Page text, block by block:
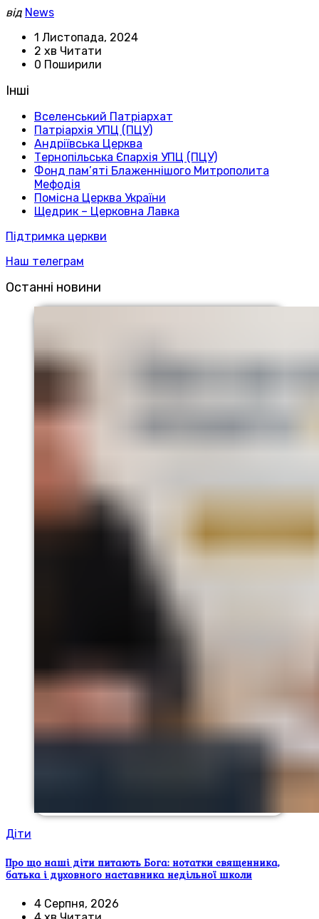
від News
1 Листопада, 2024
2 хв Читати
0 Поширили
Інші
Вселенський Патріархат
Патріархія УПЦ (ПЦУ)
Андріївська Церква
Тернопільська Єпархія УПЦ (ПЦУ)
Фонд пам’яті Блаженнішого Митрополита
Мефодія
Помісна Церква України
Щедрик – Церковна Лавка
Підтримка церкви
Наш телеграм
Останні новини
Діти
Про що наші діти питають Бога: нотатки священника,
батька і духовного наставника недільної школи
4 Серпня, 2026